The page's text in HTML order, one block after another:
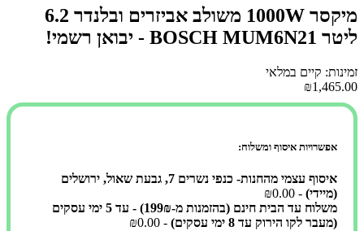
מיקסר 1000W משולב אביזרים ובלנדר 6.2
ליטר BOSCH MUM6N21 - יבואן רשמי!
זמינות: קיים במלאי
₪1,465.00
אפשרויות איסוף ומשלוח:
איסוף עצמי מהחנות- כנפי נשרים 7, גבעת שאול, ירושלים
(מיידי) - ₪0.00
משלוח עד הבית חינם (בהזמנות מ-199₪) - עד 5 ימי עסקים
(מעבר לקו הירוק עד 8 ימי עסקים)
- ₪0.00